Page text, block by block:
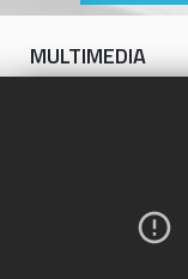
MULTIMEDIA